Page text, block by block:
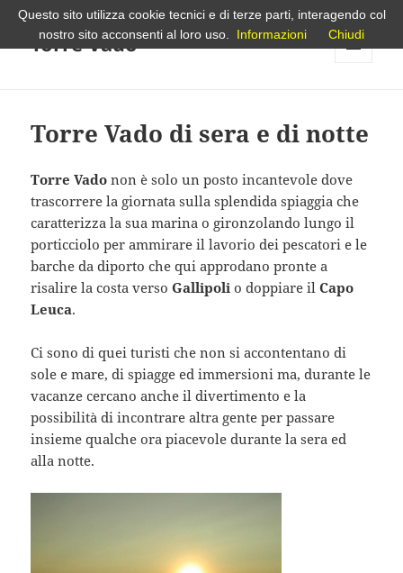
Torre Vado
Torre Vado di sera e di notte
Torre Vado non è solo un posto incantevole dove
trascorrere la giornata sulla splendida spiaggia che
caratterizza la sua marina o gironzolando lungo il
porticciolo per ammirare il lavorio dei pescatori e le
barche da diporto che qui approdano pronte a
risalire la costa versoGallipoli o doppiare il Capo
Leuca.
Ci sono di quei turisti che non si accontentano di
sole e mare, di spiagge ed immersioni ma, durante le
vacanze cercano anche il divertimento e la
possibilità di incontrare altra gente per passare
insieme qualche ora piacevole durante la sera ed
alla notte.
Questo sito utilizza cookie tecnici e di terze parti, interagendo col
nostro sito acconsenti al loro uso.
Informazioni Chiudi